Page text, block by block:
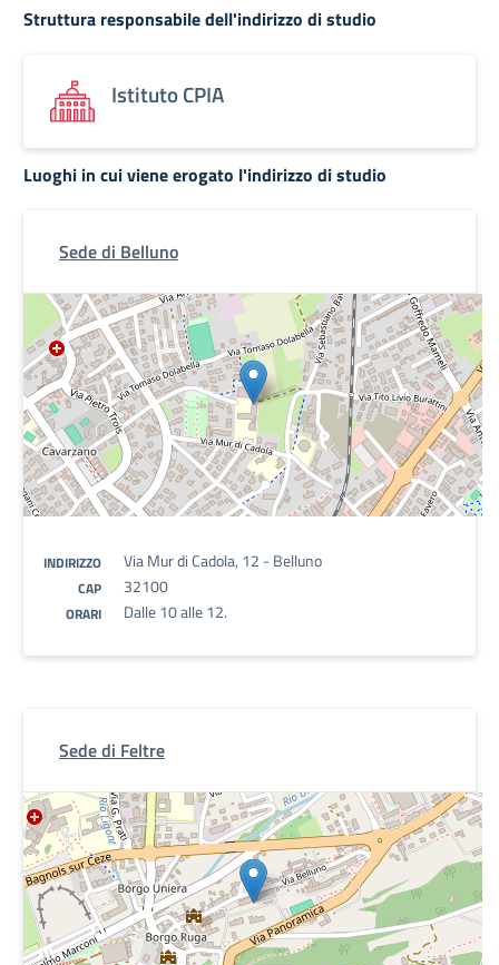
Struttura responsabile dell'indirizzo di studio
Istituto CPIA
Luoghi in cui viene erogato l'indirizzo di studio
Sede di Belluno
INDIRIZZO Via Mur di Cadola, 12 - Belluno
CAP 32100
ORARI Dalle 10 alle 12.
Sede di Feltre